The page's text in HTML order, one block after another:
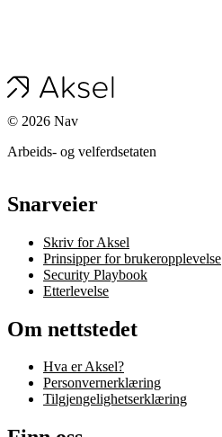
© 2026 Nav
Arbeids- og velferdsetaten
Snarveier
Skriv for Aksel
Prinsipper for brukeropplevelse
Security Playbook
Etterlevelse
Om nettstedet
Hva er Aksel?
Personvernerklæring
Tilgjengelighetserklæring